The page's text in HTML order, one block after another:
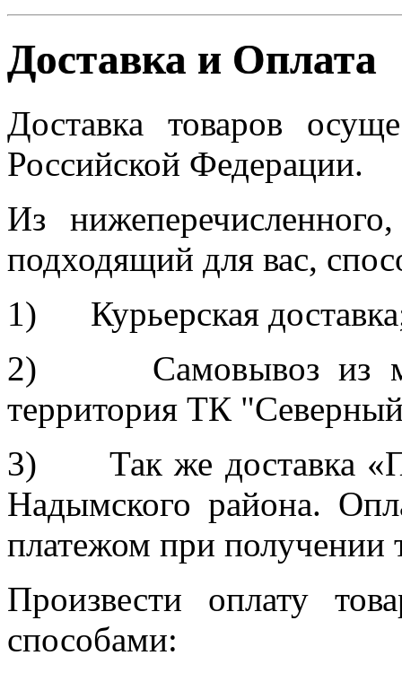
Доставка и Оплата
Доставка товаров
Российской Федерации.
Из
подходящий для вас,
1) Курьерская
2) Самовывоз из
территория ТК
3) Так же доставка
Надымского района.
платежом при получении
Произвести оплату
способами: